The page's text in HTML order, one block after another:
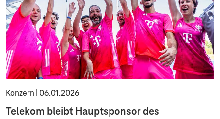
Konzern 06.01.2026
Telekom bleibt Hauptsponsor des